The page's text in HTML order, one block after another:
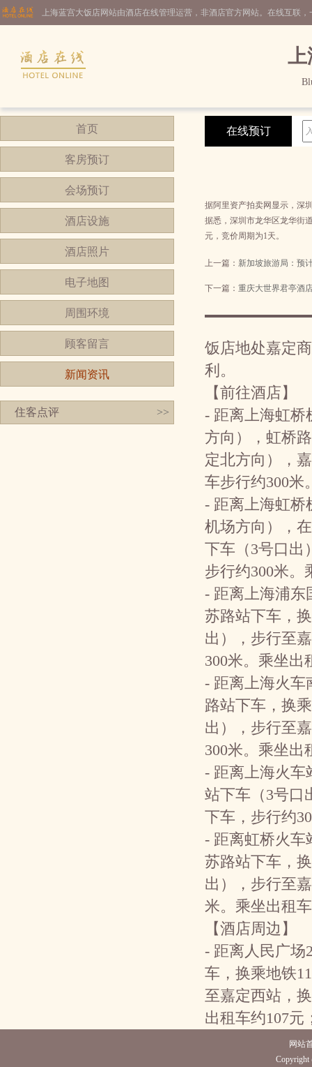
上海蓝宫大饭店网站由酒店在线管理运营，非酒店官方网站。在线互联
上
首页
客房预订
会场预订
酒店设施
酒店照片
电子地图
周围环境
顾客留言
新闻资讯
住客点评 >>
在线预订
据阿里资产拍卖网显示，深
据悉，深圳市龙华区龙华街
元，竞价周期为1天。
上一篇： 新加坡旅游局：预
下一篇： 重庆大世界君亭酒
饭店地处嘉定
利。
【前往酒店】
- 距离上海虹桥
方向），虹桥
定北方向），
车步行约300米
- 距离上海虹桥
机场方向），
下车（3号口出
步行约300米。
- 距离上海浦东
苏路站下车，
出），步行至
300米。乘坐出
- 距离上海火车
路站下车，换
出），步行至
300米。乘坐出
- 距离上海火车
站下车（3号口
下车，步行约
- 距离虹桥火车
苏路站下车，
出），步行至
米。乘坐出租
【酒店周边】
- 距离人民广场
车，换乘地铁
至嘉定西站，
出租车约107元
网站
Copyright